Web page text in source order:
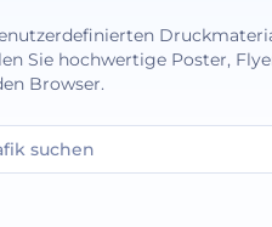
Sie hochwertige Poster,
Browser.